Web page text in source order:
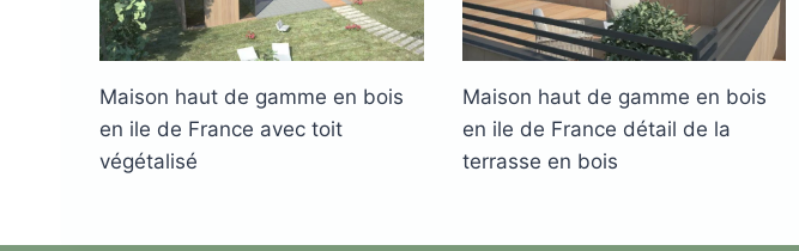
Maison haut de gamme en bois
en ile de France avec toit
végétalisé
Maison haut de gamme en bois
en ile de France détail de la
terrasse en bois